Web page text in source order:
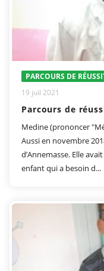
PARCOURS DE
19 juil 2021
Parcours de
Medine (prononcer
Aussi en novembre
d’Annemasse. Elle
enfant qui a besoin d...